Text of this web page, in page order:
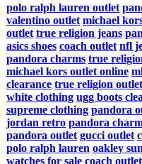
polo ralph lauren outlet
valentino outlet michael
outlet true religion jeans
asics shoes coach outlet nfl
pandora charms true
michael kors outlet online
clearance true religion outlet
white clothing ugg boots
supreme clothing pandora
jordan retro pandora
pandora outlet gucci outlet
polo ralph lauren oakley
watches for sale coach